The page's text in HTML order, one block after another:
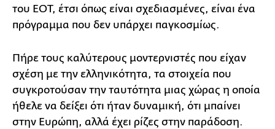
του ΕΟΤ, έτσι όπως είναι σχεδιασμένες, είναι ένα
πρόγραμμα που δεν υπάρχει παγκοσμίως.
Πήρε τους καλύτερους μοντερνιστές που είχαν
σχέση με την ελληνικότητα, τα στοιχεία που
συγκροτούσαν την ταυτότητα μιας χώρας η οποία
ήθελε να δείξει ότι ήταν δυναμική, ότι μπαίνει
στην Ευρώπη, αλλά έχει ρίζες στην παράδοση.